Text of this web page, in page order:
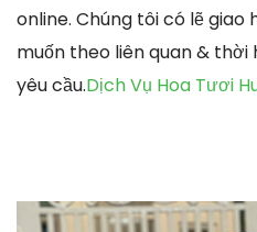
online. Chúng tôi có lẽ
muốn theo liên quan &
yêu cầu.Dịch Vụ Hoa Tươi